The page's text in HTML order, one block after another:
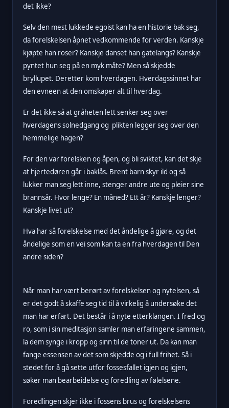
det ikke?
Selv den mest lukkede egoist kan ha en historie bak seg,
da forelskelsen åpnet vedkommende for verden. Kanskje
kjøpte han roser? Kanskje danset han gatelangs? Kanskje
pyntet hun seg på en myk måte? Men så skjedde
bryllupet. Deretter kom hverdagen. Hverdagssinnet har
den evneen at den omskaper alt til hverdag.
Er det ikke så at gråheten lett senker seg over
hverdagens solnedgang og plikten legger seg over den
hemmelige hagen?
For den var forelsken og åpen, og bli sviktet, kan det skje
at hjertedøren går i baklås. Brent barn skyr ild og så
lukker man seg lett inne, stenger andre ute og pleier sine
brannsår. Hvor lenge? En måned? Ett år? Kanskje lenger?
Kanskje livet ut?
Hva har så forelskelse med detåndelige å gjøre, og det
åndelige som en vei som kan ta en fra hverdagen til Den
andre siden?
Når man har vært berørt av forelskelsen og nytelsen, så
er det godt å skaffe seg tid til å virkelig å undersøke det
man har erfart. Det består i å nyte etterklangen. I fred og
ro, som i sin meditasjon samler man erfaringene sammen,
la dem synge i kropp og sinn til de toner ut. Da kan man
fange essensen av det som skjedde og i full frihet. Så i
stedet for å gå sette utfor fossesfallet igjen og igjen,
søker man bearbeidelse og foredling av følelsene.
Foredlingen skjer ikke i fossens brus og forelskelsens